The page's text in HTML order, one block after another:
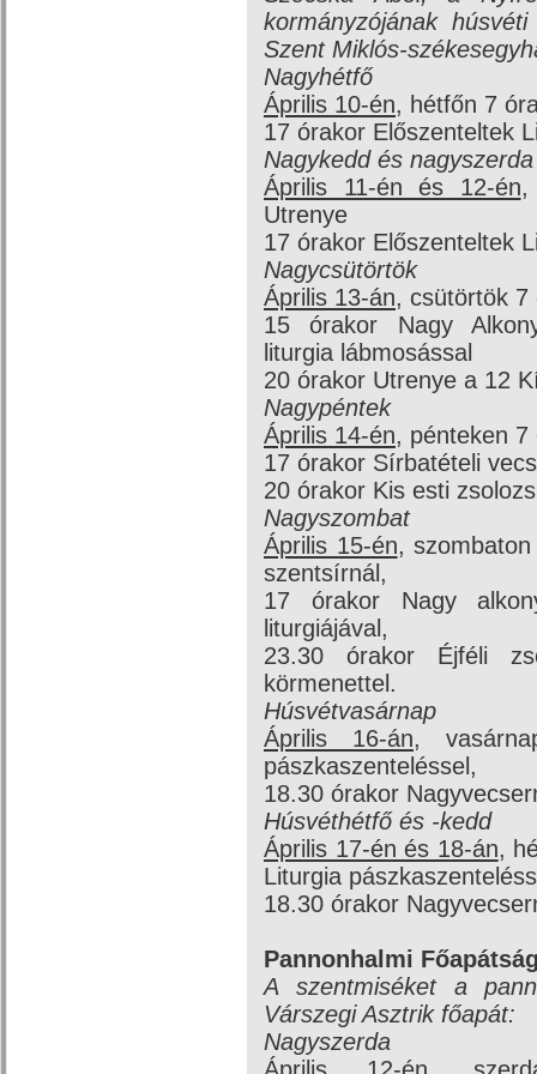
kormányzójának
Szent Miklós-
Nagyhétfő
Április 10-én, hétfőn 7
17 órakor Előszenteltek
Nagykedd és nagyszerda
Április 11-én és 12-én,
Utrenye
17 órakor Előszenteltek
Nagycsütörtök
Április 13-án, csütörtök 7
15 órakor Nagy
liturgia lábmosással
20 órakor Utrenye a 12
Nagypéntek
Április 14-én, pénteken 7
17 órakor Sírbatételi
20 órakor Kis esti
Nagyszombat
Április 15-én,
szentsírnál,
17 órakor Nagy
liturgiájával,
23.30 órakor Éjféli
körmenettel.
Húsvétvasárnap
Április 16-án,
pászkaszenteléssel,
18.30 órakor
Húsvéthétfő és -kedd
Április 17-én és 18-án,
Liturgia
18.30 órakor
Pannonhalmi
A szentmiséket a
Várszegi Asztrik főapát:
Nagyszerda